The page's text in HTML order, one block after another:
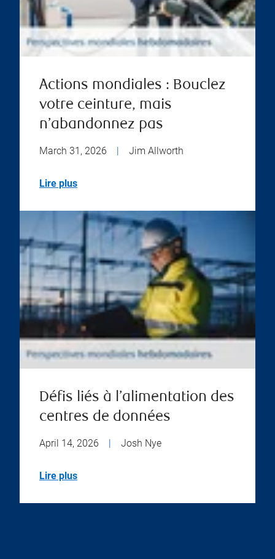
Actions mondiales : Bouclez
votre ceinture, mais
n’abandonnez pas
March 31, 2026 | Jim Allworth
Lire plus
Défis liés à l’alimentation des
centres de données
April 14, 2026 Josh Nye
Lire plus